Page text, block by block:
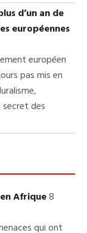
d’un an de
européennes
européen
pas mis en
secret des
Afrique8
qui ont